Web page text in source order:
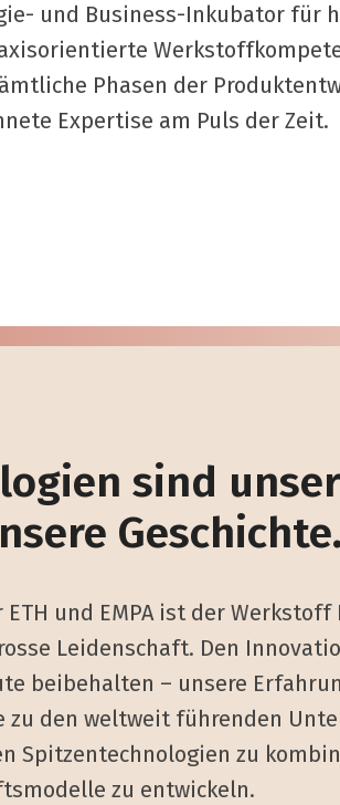
und Business-Inkubator für
Phasen der
Expertise am Puls der Zeit.
sind
Geschichte.
und EMPA ist der
Leidenschaft. Den
beibehalten – unsere
den weltweit führenden
Spitzentechnologien zu
zu entwickeln.